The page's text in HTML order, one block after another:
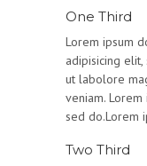
One Third
Lorem ipsum
adipisicing
ut labolore
veniam.
sed do.Lorem
Two Third